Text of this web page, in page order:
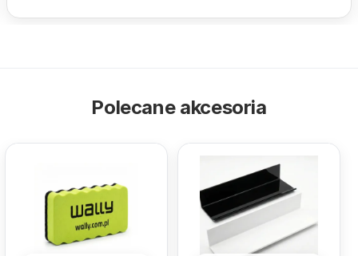
Polecane akcesoria